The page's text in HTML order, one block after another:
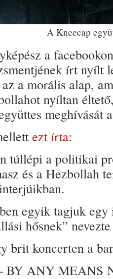
A Kneecap
a
írt nyílt
a morális alap,
nyíltan
meghívását
ezt írta:
túllépi a politikai
és a Hezbollah
egyik tagjuk
hősnek”
brit koncerten a
BY ANY MEANS